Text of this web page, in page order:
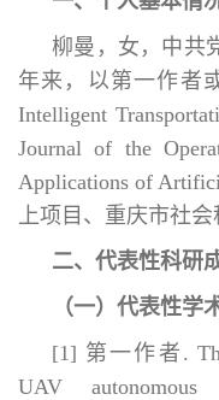
柳曼，女，中共
年来，以第一作者
Intelligent
Journal of the
Applications of
上项目、重庆市社
二、代表性科研
（一）代表性学
[1] 第一作者.
UAV